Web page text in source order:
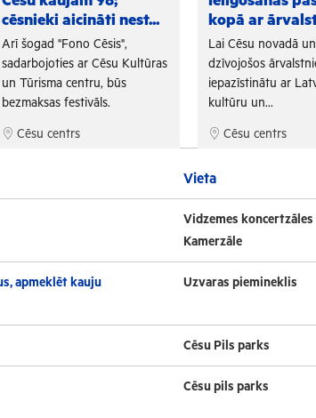
cēsnieki aicināti nest...
Arī šogad "Fono Cēsis",
sadarbojoties ar Cēsu Kultūras
un Tūrisma centru, būs
bezmaksas festivāls.
Cēsu centrs
kopā ar
Lai Cēsu novadā
dzīvojošos
iepazīstinātu ar
kultūru un...
Cēsu centrs
Vieta
Vidzemes koncertzāles
Kamerzāle
apmeklēt kauju
Uzvaras piemineklis
Cēsu Pils parks
Cēsu pils parks